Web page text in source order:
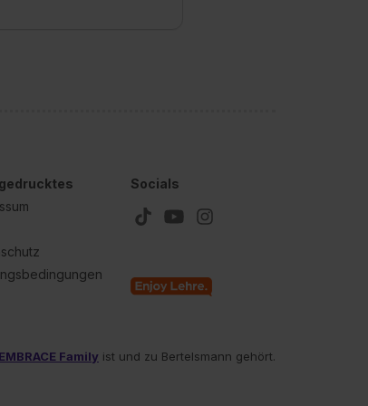
Socials
EMBRACE Family ist und zu Bertelsmann gehört.